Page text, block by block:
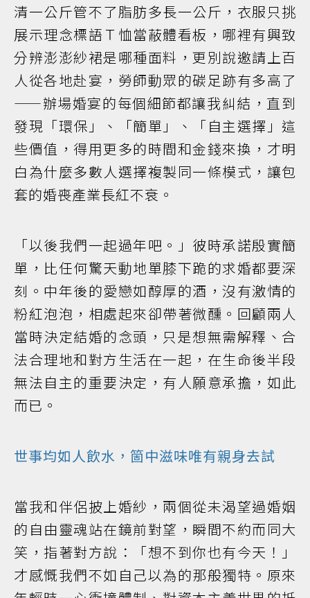
清一公斤管不了脂肪多長一公斤，衣服只挑
展示理念標語Ｔ恤當蔽體看板，哪裡有興致
分辨澎澎紗裙是哪種面料，更別說邀請上百
人從各地赴宴，勞師動眾的碳足跡有多高了
——辦場婚宴的每個細節都讓我糾結，直到
發現「環保」、「簡單」、「自主選擇」這
些價值，得用更多的時間和金錢來換，才明
白為什麼多數人選擇複製同一條模式，讓包
套的婚喪產業長紅不衰。
「以後我們一起過年吧。」彼時承諾殷實簡
單，比任何驚天動地單膝下跪的求婚都要深
刻。中年後的愛戀如醇厚的酒，沒有激情的
粉紅泡泡，相處起來卻帶著微醺。回顧兩人
當時決定結婚的念頭，只是想無需解釋、合
法合理地和對方生活在一起，在生命後半段
無法自主的重要決定，有人願意承擔，如此
而已。
世事均如人飲水，箇中滋味唯有親身去試
當我和伴侶披上婚紗，兩個從未渴望過婚姻
的自由靈魂站在鏡前對望，瞬間不約而同大
笑，指著對方說：「想不到你也有今天！」
才感慨我們不如自己以為的那般獨特。原來